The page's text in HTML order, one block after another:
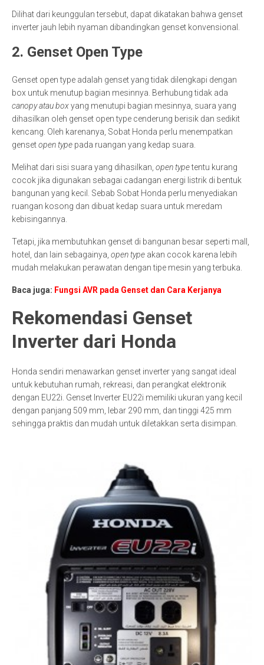
Dilihat dari keunggulan tersebut, dapat dikatakan bahwa genset
inverter jauh lebih nyaman dibandingkan genset konvensional.
2. Genset Open Type
Genset open type adalah genset yang tidak dilengkapi dengan
box untuk menutup bagian mesinnya. Berhubung tidak ada
canopy atau boxyang menutupi bagian mesinnya, suara yang
dihasilkan oleh genset open type cenderung berisik dan sedikit
kencang. Oleh karenanya, Sobat Honda perlu menempatkan
gensetopen type pada ruangan yang kedap suara.
Melihat dari sisi suara yang dihasilkan, open typetentu kurang
cocok jika digunakan sebagai cadangan energi listrik di bentuk
bangunan yang kecil. Sebab Sobat Honda perlu menyediakan
ruangan kosong dan dibuat kedap suara untuk meredam
kebisingannya.
Tetapi, jika membutuhkan genset di bangunan besar seperti mall,
hotel, dan lain sebagainya, open type akan cocok karena lebih
mudah melakukan perawatan dengan tipe mesin yang terbuka.
Baca juga: Fungsi AVR pada Genset dan Cara Kerjanya
Rekomendasi Genset
Inverter dari Honda
Honda sendiri menawarkan genset inverter yang sangat ideal
untuk kebutuhan rumah, rekreasi, dan perangkat elektronik
dengan EU22i. Genset Inverter EU22i memiliki ukuran yang kecil
dengan panjang 509 mm, lebar 290 mm, dan tinggi 425 mm
sehingga praktis dan mudah untuk diletakkan serta disimpan.